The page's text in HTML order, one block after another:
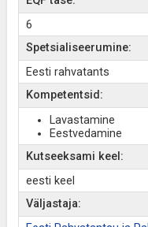
6
Spetsialiseerumine:
Eesti rahvatants
Kompetentsid:
Lavastamine
Eestvedamine
Kutseeksami keel:
eesti keel
Väljastaja: